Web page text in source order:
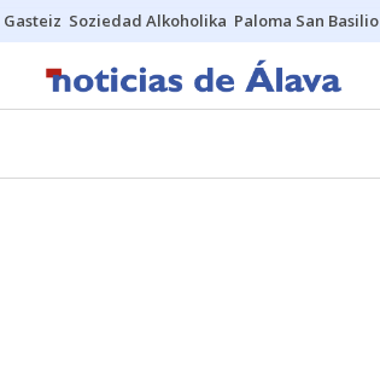
Soziedad Alkoholika Paloma San Basilio